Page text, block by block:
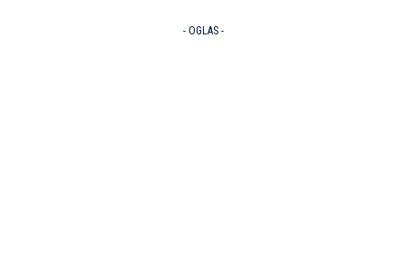
- OGLAS -